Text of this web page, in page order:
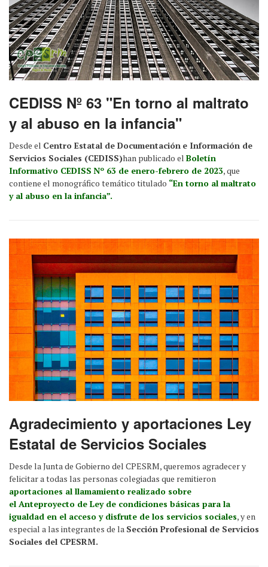
CEDISS Nº 63 "En torno al maltrato
y al abuso en la infancia"
Desde el Centro Estatal de Documentación e Información de
Servicios Sociales (CEDISS)han publicado el Boletín
Informativo CEDISS Nº 63 de enero-febrero de 2023, que
contiene el monográfico temático titulado “En torno al maltrato
y al abuso en la infancia”.
Agradecimiento y aportaciones Ley
Estatal de Servicios Sociales
Desde la Junta de Gobierno del CPESRM, queremos agradecer y
felicitar a todas las personas colegiadas que remitieron
aportaciones al llamamiento realizado sobre
el Anteproyecto de Ley de condiciones básicas para la
igualdad en el acceso y disfrute de los servicios sociales, y en
especial a las integrantes de la Sección Profesional de Servicios
Sociales del CPESRM.